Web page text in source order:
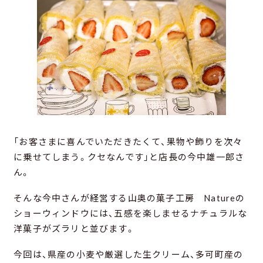
「お客さまに喜んでいただきたくて、果物や飾りを次々
に乗せてしまう。クセなんです」と店長の今中雄一郎さ
ん。
そんな今中さんが経営する山奥の菓子工房 Natureの
ショーウィンドウには、五感を楽しませるナチュラルな
洋菓子がズラリと並びます。
今回は、県産の小麦や厳選した生クリーム、多可町産の